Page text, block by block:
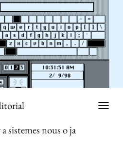
sistemes nous o ja